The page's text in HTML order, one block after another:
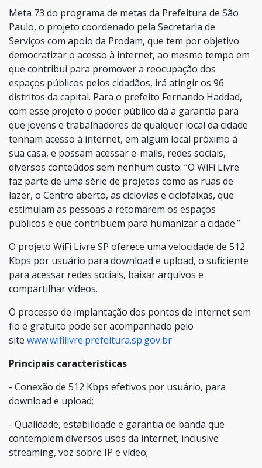
Meta 73 do programa de metas da Prefeitura de São
Paulo, o projeto coordenado pela Secretaria de
Serviços com apoio da Prodam, que tem por objetivo
democratizar o acesso à internet, ao mesmo tempo em
que contribui para promover a reocupação dos
espaços públicos pelos cidadãos, irá atingir os 96
distritos da capital. Para o prefeito Fernando Haddad,
com esse projeto o poder público dá a garantia para
que jovens e trabalhadores de qualquer local da cidade
tenham acesso à internet, em algum local próximo à
sua casa, e possam acessar e-mails, redes sociais,
diversos conteúdos sem nenhum custo: “O WiFi Livre
faz parte de uma série de projetos como as ruas de
lazer, o Centro aberto, as ciclovias e ciclofaixas, que
estimulam as pessoas a retomarem os espaços
públicos e que contribuem para humanizar a cidade.”
O projeto WiFi Livre SP oferece uma velocidade de 512
Kbps por usuário para download e upload, o suficiente
para acessar redes sociais, baixar arquivos e
compartilhar vídeos.
O processo de implantação dos pontos de internet sem
fio e gratuito pode ser acompanhado pelo
site www.wifilivre.prefeitura.sp.gov.br
Principais características
- Conexão de 512 Kbps efetivos por usuário, para
download e upload;
- Qualidade, estabilidade e garantia de banda que
contemplem diversos usos da internet, inclusive
streaming, voz sobre IP e vídeo;